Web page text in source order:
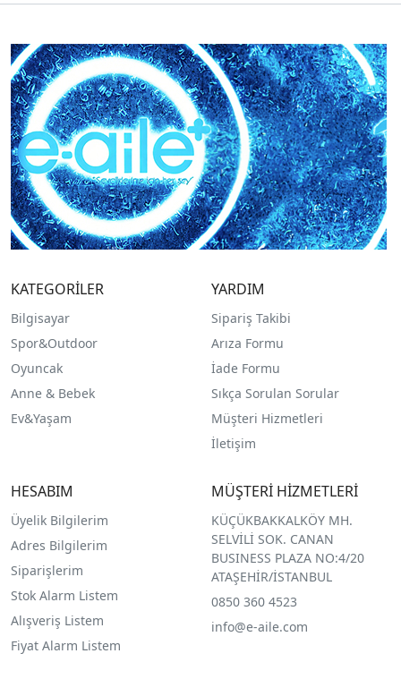
KATEGORİLER
Bilgisayar
Spor&Outdoor
Oyuncak
Anne & Bebek
Ev&Yaşam
YARDIM
Sipariş Takibi
Arıza Formu
İade Formu
Sıkça Sorulan Sorular
Müşteri Hizmetleri
İletişim
HESABIM
Üyelik Bilgilerim
Adres Bilgilerim
Siparişlerim
Stok Alarm Listem
Alışveriş Listem
Fiyat Alarm Listem
MÜŞTERİ HİZMETLERİ
KÜÇÜKBAKKALKÖY MH.
SELVİLİ SOK. CANAN
BUSINESS PLAZA NO:4/20
ATAŞEHİR/İSTANBUL
0850 360 4523
info@e-aile.com